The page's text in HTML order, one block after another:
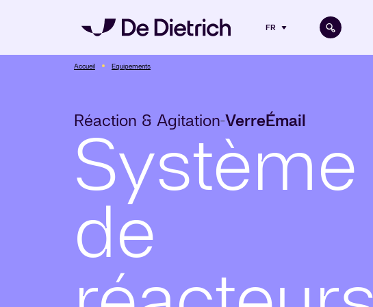
FR
Accueil Equipements
Réaction & Agitation-VerreÉmail
Système
de